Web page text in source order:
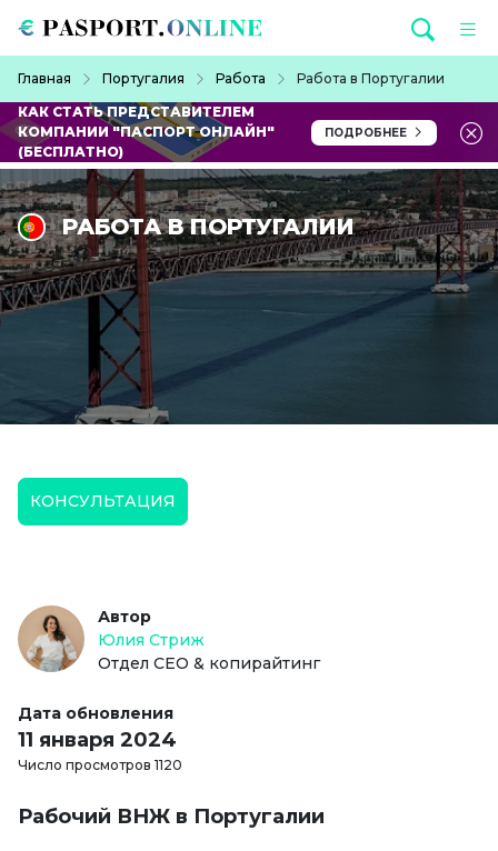
Главная Португалия Работа
Работа в Португалии
КАК СТАТЬ ПРЕДСТАВИТЕЛЕМ
КОМПАНИИ "ПАСПОРТ ОНЛАЙН"
(БЕСПЛАТНО)
ПОДРОБНЕЕ
РАБОТА В ПОРТУГАЛИИ
КОНСУЛЬТАЦИЯ
Автор
Юлия Стриж
Отдел СЕО & копирайтинг
Дата обновления
11 января 2024
Число просмотров 1120
Рабочий ВНЖ в Португалии